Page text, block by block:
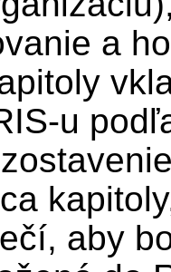
a
u
aby